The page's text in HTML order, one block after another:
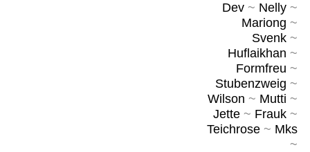
Dev~ Nelly~
Mariong ~
Svenk~
Huflaikhan ~
Formfreu ~
Stubenzweig ~
Wilson ~ Mutti ~
Jette~ Frauk~
Teichrose~ Mks
~